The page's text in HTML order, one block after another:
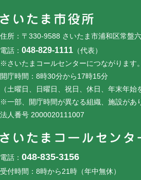
住所：〒330-9588 さいたま市浦和区常盤
電話： 048-829-1111 （代表）
※さいたまコールセンターにつながります。
開庁時間：8時30分から17時15分
（土曜日、日曜日、祝日、休日、年末年始
※一部、開庁時間が異なる組織、施設があ
法人番号 2000020111007
電話： 048-835-3156
受付時間：8時から21時（年中無休）